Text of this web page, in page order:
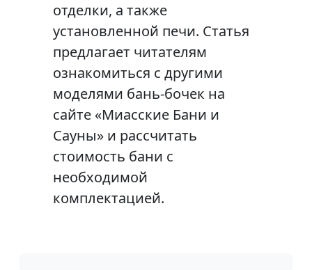
отделки, а также
установленной печи. Статья
предлагает читателям
ознакомиться с другими
моделями бань-бочек на
сайте «Миасские Бани и
Сауны» и рассчитать
стоимость бани с
необходимой
комплектацией.